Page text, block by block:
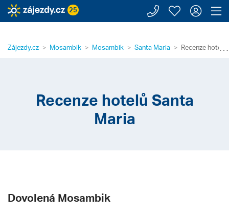
25 Zavolejte
Moje
⋯
Zájezdy.cz Mosambik Mosambik Santa Maria Recenze hotelů
Recenze hotelů Santa
Maria
Dovolená Mosambik